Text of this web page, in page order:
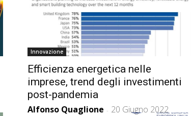
Innovazione
Efficienza energetica nelle
imprese, trend degli investimenti
post-pandemia
Alfonso Quaglione - 20 Giugno 2022